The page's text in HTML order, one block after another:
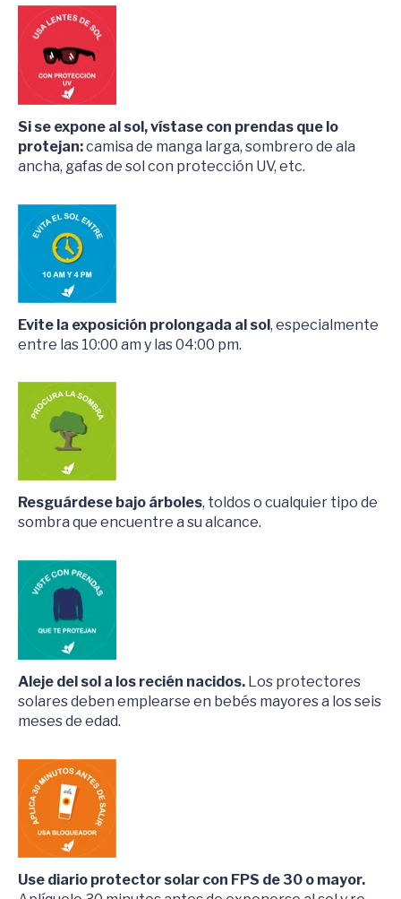
Si se expone al sol, vístase con prendas que lo
protejan:camisa de manga larga, sombrero de ala
ancha, gafas de sol con protección UV, etc.
Evite la exposición prolongada al sol, especialmente
entre las 10:00 am y las 04:00 pm.
Resguárdese bajo árboles, toldos o cualquier tipo de
sombra que encuentre a su alcance.
Aleje del sol a los recién nacidos. Los protectores
solares deben emplearse en bebés mayores a los seis
meses de edad.
Use diario protector solar con FPS de 30 o mayor.